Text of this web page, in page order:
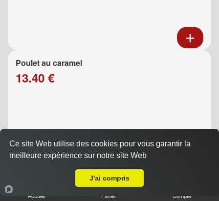
Poulet au caramel
13.40 €
Poulet aux légumes
Accueil Panier Compte
Ce site Web utilise des cookies pour vous garantir la
meilleure expérience sur notre site Web
J'ai compris